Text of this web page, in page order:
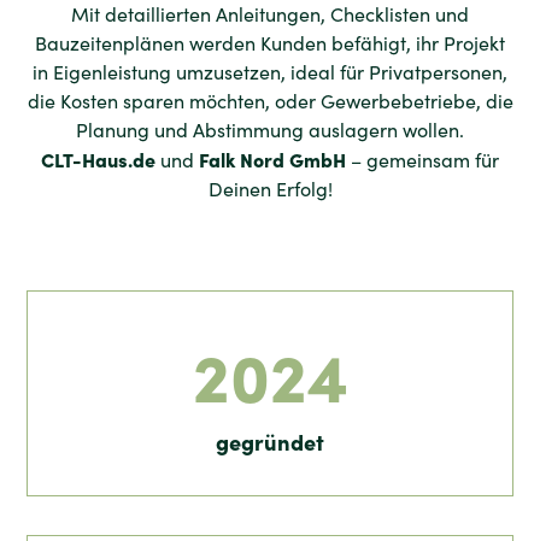
Mit detaillierten Anleitungen, Checklisten und
Bauzeitenplänen werden Kunden befähigt, ihr Projekt
in Eigenleistung umzusetzen, ideal für Privatpersonen,
die Kosten sparen möchten, oder Gewerbebetriebe, die
Planung und Abstimmung auslagern wollen.
CLT-Haus.de und Falk Nord GmbH – gemeinsam für
Deinen Erfolg!
2024
gegründet